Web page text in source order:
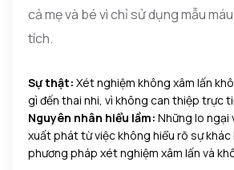
cả mẹ và bé vì chỉ sử dụng mẫu
tích.
Sự thật: Xét nghiệm không xâm lấn
gì đến thai nhi, vì không can thiệp trực
Nguyên nhân hiểu lầm: Những lo ngại
xuất phát từ việc không hiểu rõ sự
phương pháp xét nghiệm xâm lấn và